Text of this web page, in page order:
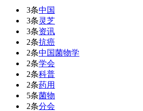
3条中国
3条灵芝
3条资讯
2条抗癌
2条中国菌物学
2条学会
2条科普
2条药用
5条菌物
2条分会